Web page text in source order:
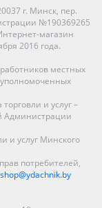
г. Минск, пер.
№190369265
магазин
2016 года.
местных
и услуг –
Администрации
и услуг Минского
потребителей,
shop@ydachnik.by